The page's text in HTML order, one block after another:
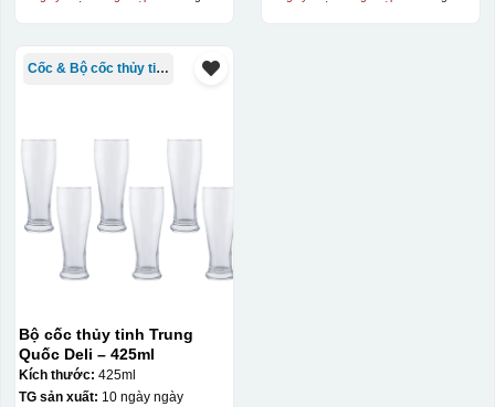
Cốc & Bộ cốc thủy tinh TQ
Bộ cốc thủy tinh Trung
Quốc Deli – 425ml
Kích thước: 425ml
TG sản xuất: 10 ngày ngày